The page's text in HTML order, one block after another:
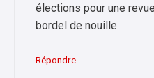
élections pour une
bordel de nouille
Répondre